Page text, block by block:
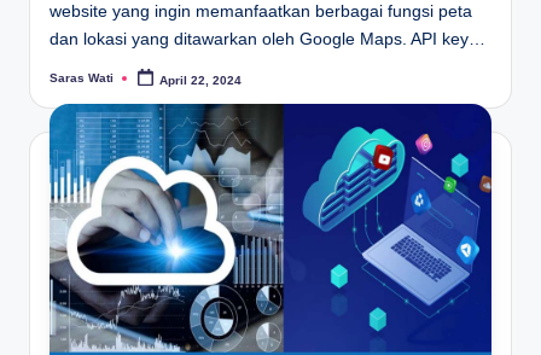
website yang ingin memanfaatkan berbagai fungsi peta
dan lokasi yang ditawarkan oleh Google Maps. API key…
Posted
Saras Wati April 22, 2024